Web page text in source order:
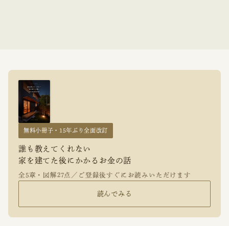
無料小冊子・15年ぶり全面改訂
誰も教えてくれない
家を建てた後にかかるお金の話
全5章・図解27点／ご登録後すぐにお読みいただけます
読んでみる